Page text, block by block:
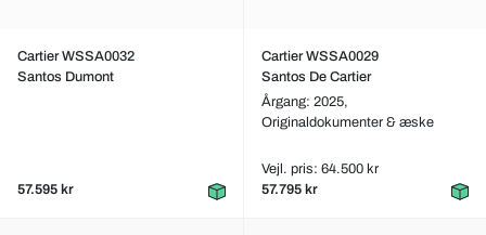
Cartier WSSA0032
Santos Dumont
57.595 kr
Cartier WSSA0029
Santos De Cartier
Årgang: 2025,
Originaldokumenter & æske
Vejl. pris: 64.500 kr
57.795 kr